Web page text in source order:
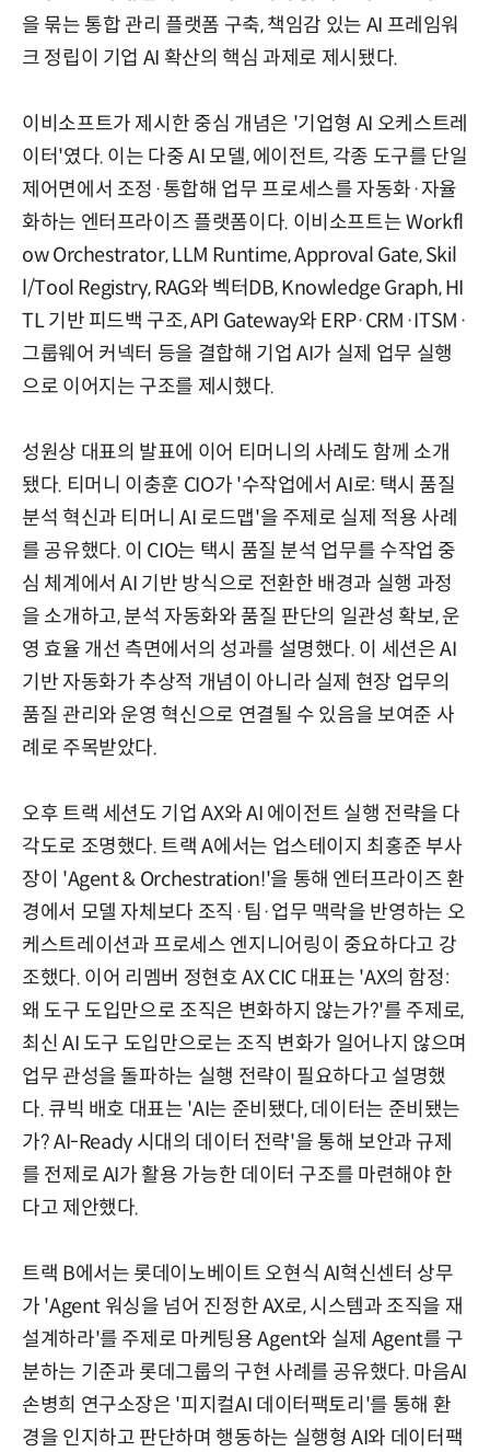
을 묶는 통합 관리 플랫폼 구축, 책임감 있는 AI 프레임워
크 정립이 기업 AI 확산의 핵심 과제로 제시됐다.
이비소프트가 제시한 중심 개념은 '기업형 AI 오케스트레
이터'였다. 이는 다중 AI 모델, 에이전트, 각종 도구를 단일
제어면에서 조정·통합해 업무 프로세스를 자동화·자율
화하는 엔터프라이즈 플랫폼이다. 이비소프트는 Workfl
ow Orchestrator, LLM Runtime, Approval Gate, Skil
l/Tool Registry, RAG와 벡터DB, Knowledge Graph, HI
TL 기반 피드백 구조, API Gateway와 ERP·CRM·ITSM·
그룹웨어 커넥터 등을 결합해 기업 AI가 실제 업무 실행
으로 이어지는 구조를 제시했다.
성원상 대표의 발표에 이어 티머니의 사례도 함께 소개
됐다. 티머니 이충훈 CIO가 '수작업에서 AI로: 택시 품질
분석 혁신과 티머니 AI 로드맵'을 주제로 실제 적용 사례
를 공유했다. 이 CIO는 택시 품질 분석 업무를 수작업 중
심 체계에서 AI 기반 방식으로 전환한 배경과 실행 과정
을 소개하고, 분석 자동화와 품질 판단의 일관성 확보, 운
영 효율 개선 측면에서의 성과를 설명했다. 이 세션은 AI
기반 자동화가 추상적 개념이 아니라 실제 현장 업무의
품질 관리와 운영 혁신으로 연결될 수 있음을 보여준 사
례로 주목받았다.
오후 트랙 세션도 기업 AX와 AI 에이전트 실행 전략을 다
각도로 조명했다. 트랙 A에서는 업스테이지 최홍준 부사
장이 'Agent & Orchestration!'을 통해 엔터프라이즈 환
경에서 모델 자체보다 조직·팀·업무 맥락을 반영하는 오
케스트레이션과 프로세스 엔지니어링이 중요하다고 강
조했다. 이어 리멤버 정현호 AX CIC 대표는 'AX의 함정:
왜 도구 도입만으로 조직은 변화하지 않는가?'를 주제로,
최신 AI 도구 도입만으로는 조직 변화가 일어나지 않으며
업무 관성을 돌파하는 실행 전략이 필요하다고 설명했
다. 큐빅 배호 대표는 'AI는 준비됐다, 데이터는 준비됐는
가? AI-Ready 시대의 데이터 전략'을 통해 보안과 규제
를 전제로 AI가 활용 가능한 데이터 구조를 마련해야 한
다고 제안했다.
트랙 B에서는 롯데이노베이트 오현식 AI혁신센터 상무
가 'Agent 워싱을 넘어 진정한 AX로, 시스템과 조직을 재
설계하라'를 주제로 마케팅용 Agent와 실제 Agent를 구
분하는 기준과 롯데그룹의 구현 사례를 공유했다. 마음AI
손병희 연구소장은 '피지컬AI 데이터팩토리'를 통해 환
경을 인지하고 판단하며 행동하는 실행형 AI와 데이터팩